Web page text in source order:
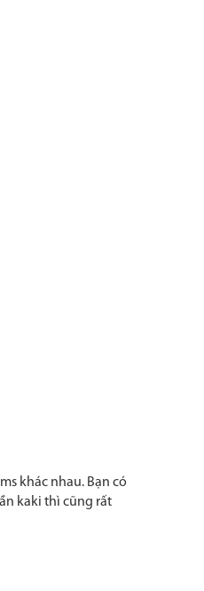
khác nhau. Bạn có
kaki thì cũng rất